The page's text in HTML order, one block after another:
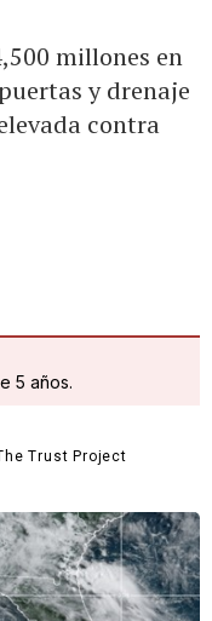
millones en
y drenaje
contra
5 años.